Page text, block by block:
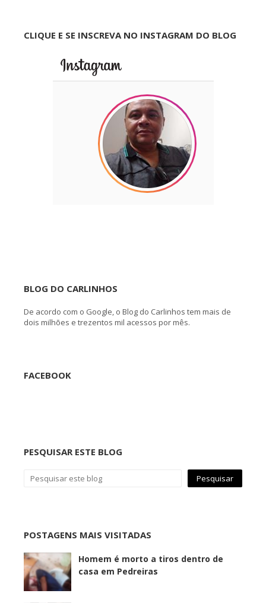
CLIQUE E SE INSCREVA NO INSTAGRAM DO BLOG
BLOG DO CARLINHOS
De acordo com o Google, o Blog do Carlinhos tem mais de
dois milhões e trezentos mil acessos por mês.
FACEBOOK
PESQUISAR ESTE BLOG
POSTAGENS MAIS VISITADAS
Homem é morto a tiros dentro de
casa em Pedreiras